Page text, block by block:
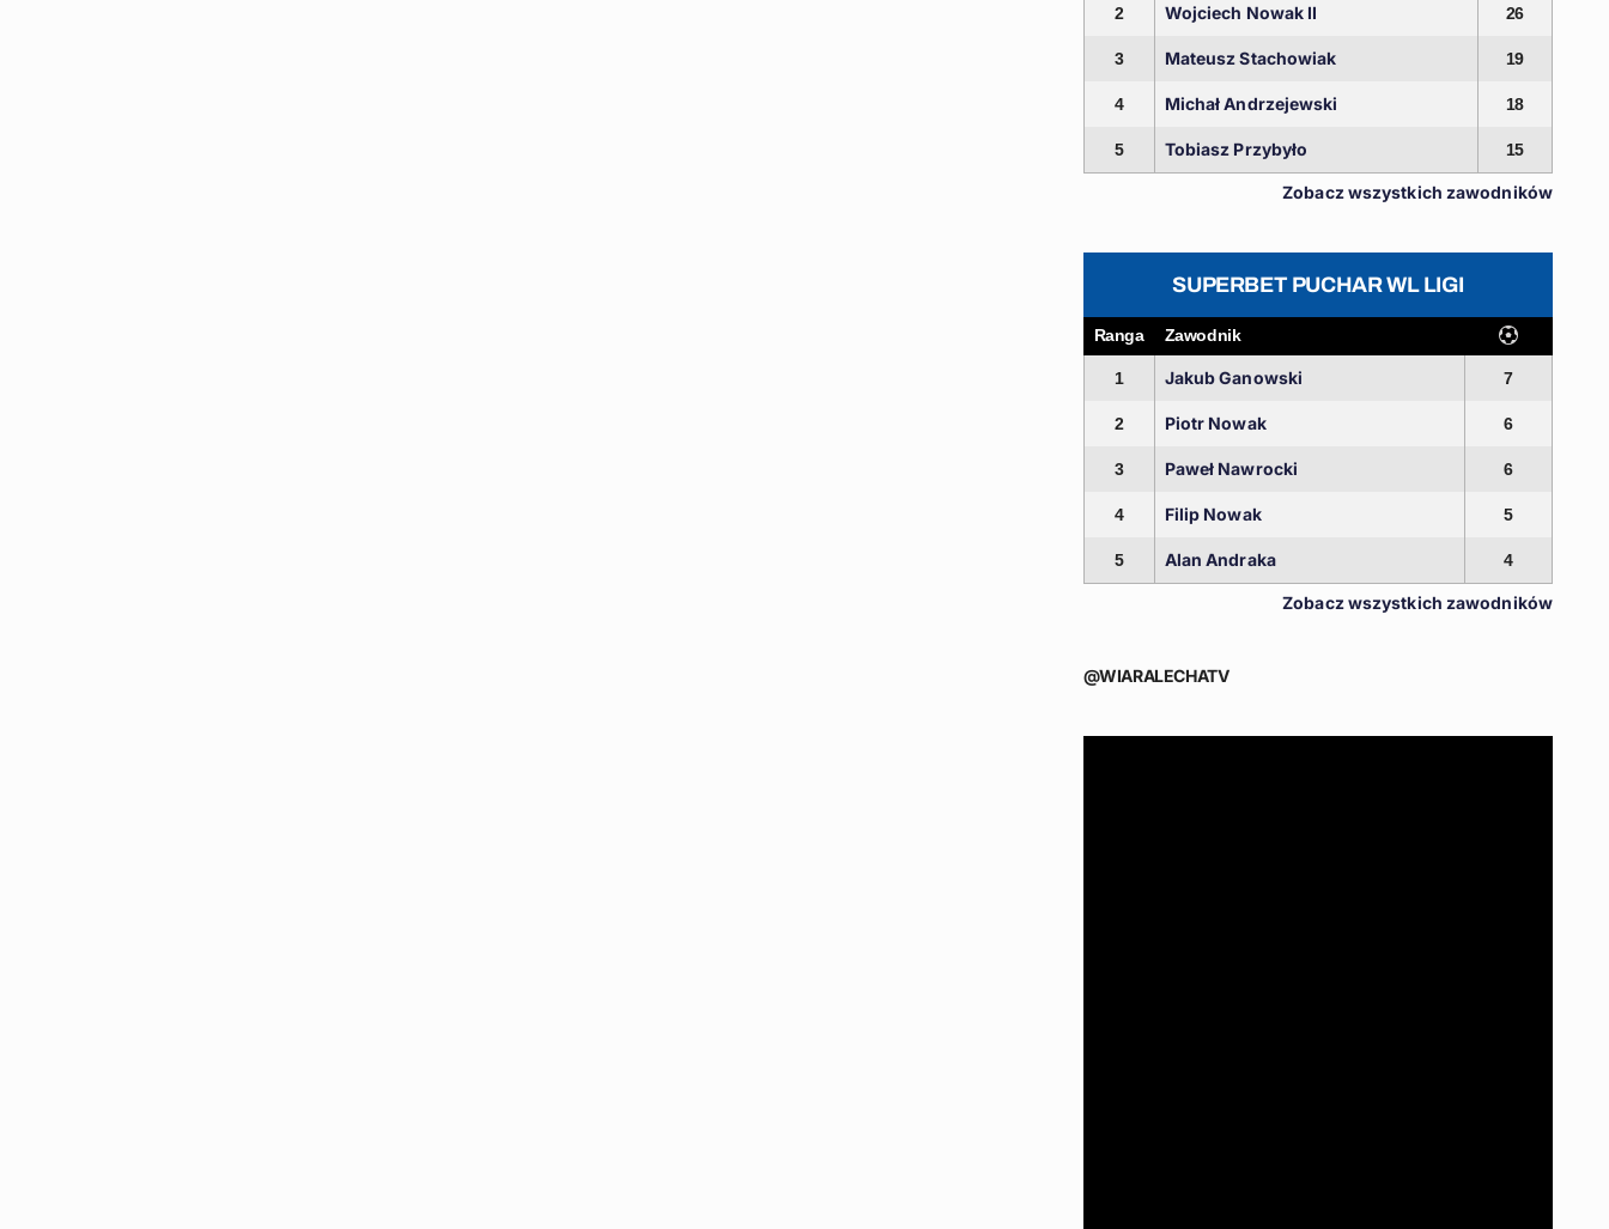
2 Wojciech Nowak II 26
3 Mateusz Stachowiak 19
4 Michał Andrzejewski 18
5 Tobiasz Przybyło 15
Zobacz wszystkich zawodników
SUPERBET PUCHAR WL LIGI
Ranga Zawodnik
1 Jakub Ganowski 7
2 Piotr Nowak 6
3 Paweł Nawrocki 6
4 Filip Nowak 5
5 Alan Andraka 4
Zobacz wszystkich zawodników
@WIARALECHATV